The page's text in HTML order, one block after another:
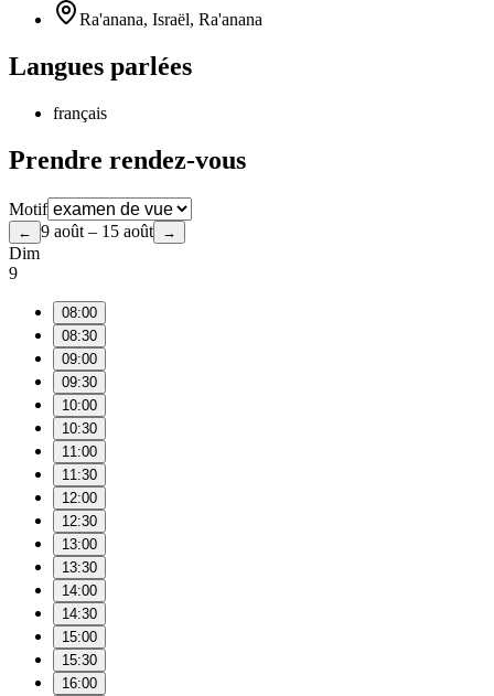
Ra'anana, Israël, Ra'anana
Langues parlées
français
Prendre rendez-vous
Motif
← 9 août – 15 août →
Dim
9
08:00
08:30
09:00
09:30
10:00
10:30
11:00
11:30
12:00
12:30
13:00
13:30
14:00
14:30
15:00
15:30
16:00